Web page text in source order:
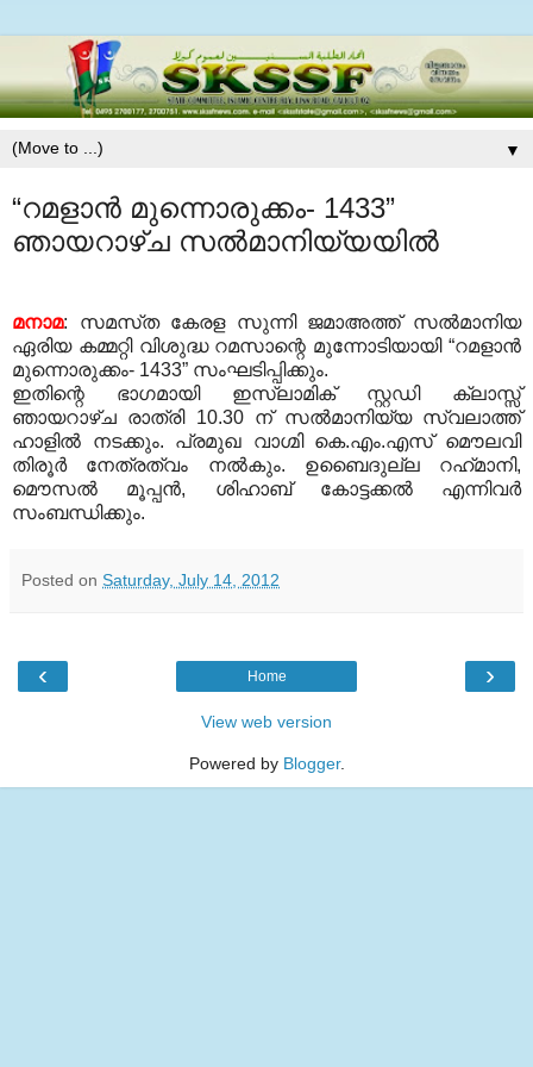
▼
“റമളാന്‍ മുന്നൊരുക്കം- 1433”
ഞായറാഴ്‌ച സല്‍മാനിയ്യയില്‍
മനാമ: സമസ്‌ത കേരള സുന്നി ജമാഅത്ത്‌ സല്‍മാനിയ
ഏരിയ കമ്മറ്റി വിശുദ്ധ റമസാന്റെ മുന്നോടിയായി “റമളാന്‍
മുന്നൊരുക്കം- 1433” സംഘടിപ്പിക്കും.
ഇതിന്റെ ഭാഗമായി ഇസ്ലാമിക്‌ സ്റ്റഡി ക്ലാസ്സ്‌
ഞായറാഴ്‌ച രാത്രി 10.30 ന്‌ സല്‍മാനിയ്യ സ്വലാത്ത്‌
ഹാളില്‍ നടക്കും. പ്രമുഖ വാഗ്മി കെ.എം.എസ്‌ മൌലവി
തിരൂര്‍ നേത്രത്വം നല്‍കും. ഉബൈദുല്ല റഹ്‌മാനി,
മൌസല്‍ മൂപ്പന്‍, ശിഹാബ്‌ കോട്ടക്കല്‍ എന്നിവര്‍
സംബന്ധിക്കും.
Posted on Saturday, July 14, 2012
‹ ›
Home
View web version
Powered by Blogger.